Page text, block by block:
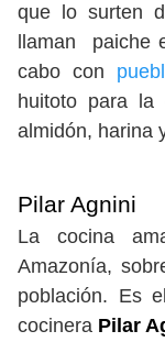
que lo surten
llaman paiche
cabo con
huitoto para la
almidón, harina
Pilar Agnini
La cocina
Amazonía,
población. Es
cocinera Pilar